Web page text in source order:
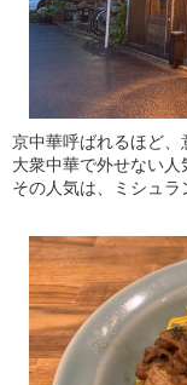
京中華呼ばれるほど、
大衆中華で外せない人
その人気は、ミシュラ